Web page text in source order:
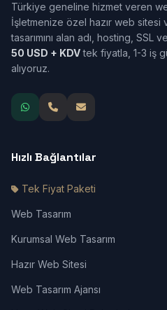
Türkiye geneline hizmet veren
İşletmenize özel hazır web sitesi
tasarımını alan adı, hosting, SSL
50 USD + KDVtek fiyatla, 1-3 iş
alıyoruz.
Hızlı Bağlantılar
Tek Fiyat Paketi
Web Tasarım
Kurumsal Web Tasarım
Hazır Web Sitesi
Web Tasarım Ajansı